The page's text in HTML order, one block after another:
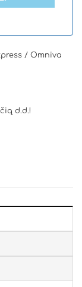
/ Omniva
d.d.!